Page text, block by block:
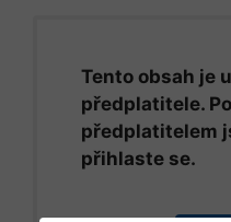
Tento obsah je
předplatitele.
předplatitelem
přihlaste se.